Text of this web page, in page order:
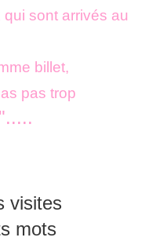
sont arrivés au
billet,
pas trop
visites
mots